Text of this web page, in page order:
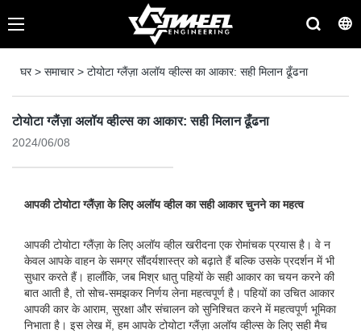
घर> समाचार> टोयोटा ग्लैंज़ा अलॉय व्हील्स का आकार: सही मिलान ढूँढना
टोयोटा ग्लैंज़ा अलॉय व्हील्स का आकार: सही मिलान ढूँढना
2024/06/08
आपकी टोयोटा ग्लैंज़ा के लिए अलॉय व्हील का सही आकार चुनने का महत्व
आपकी टोयोटा ग्लैंज़ा के लिए अलॉय व्हील खरीदना एक रोमांचक प्रयास है। वे न
केवल आपके वाहन के समग्र सौंदर्यशास्त्र को बढ़ाते हैं बल्कि उसके प्रदर्शन में भी
सुधार करते हैं। हालाँकि, जब मिश्र धातु पहियों के सही आकार का चयन करने की
बात आती है, तो सोच-समझकर निर्णय लेना महत्वपूर्ण है। पहियों का उचित आकार
आपकी कार के आराम, सुरक्षा और संचालन को सुनिश्चित करने में महत्वपूर्ण भूमिका
निभाता है। इस लेख में, हम आपके टोयोटा ग्लैंज़ा अलॉय व्हील्स के लिए सही मैच